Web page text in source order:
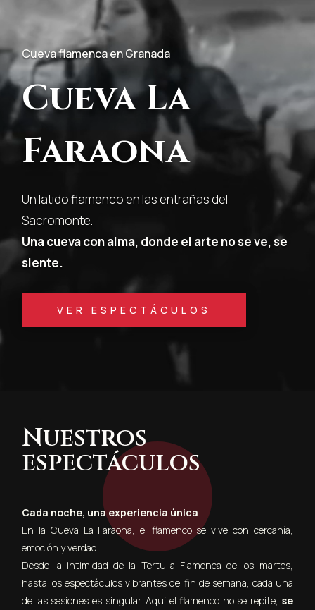
Cueva flamenca en Granada
Cueva La
Faraona
Un latido flamenco en las entrañas del
Sacromonte.
Una cueva con alma, donde el arte no se ve, se
siente.
VER ESPECTÁCULOS
Nuestros
espectáculos
Cada noche, una experiencia única
En la Cueva La Faraona, el flamenco se vive con cercanía,
emoción y verdad.
Desde la intimidad de la Tertulia Flamenca de los martes,
hasta los espectáculos vibrantes del fin de semana, cada una
de las sesiones es singular. Aquí el flamenco no se repite, se